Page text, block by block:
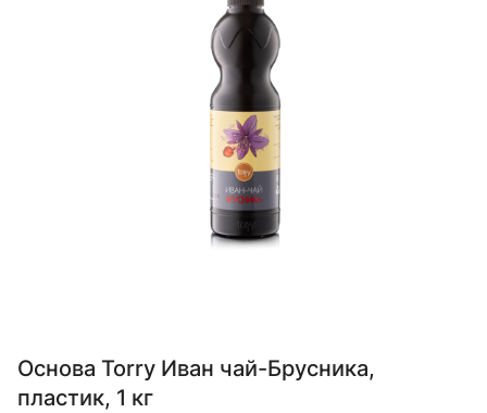
Основа Torry Иван чай-Брусника,
пластик, 1 кг